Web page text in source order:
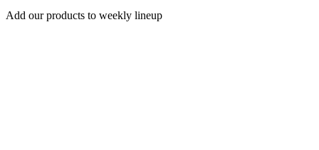
Add our products to weekly lineup